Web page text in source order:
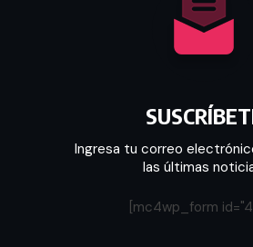
Ingresa tu correo
las últimas
[mc4wp_form